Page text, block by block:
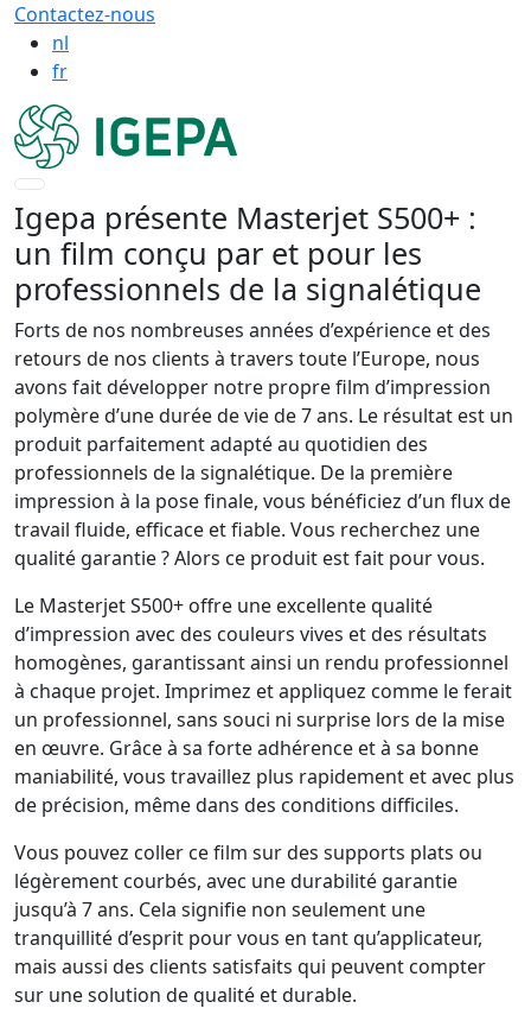
Contactez-nous
nl
fr
Igepa présente Masterjet S500+ :
un film conçu par et pour les
professionnels de la signalétique
Forts de nos nombreuses années d’expérience et des
retours de nos clients à travers toute l’Europe, nous
avons fait développer notre propre film d’impression
polymère d’une durée de vie de 7 ans. Le résultat est un
produit parfaitement adapté au quotidien des
professionnels de la signalétique. De la première
impression à la pose finale, vous bénéficiez d’un flux de
travail fluide, efficace et fiable. Vous recherchez une
qualité garantie ? Alors ce produit est fait pour vous.
Le Masterjet S500+ offre une excellente qualité
d’impression avec des couleurs vives et des résultats
homogènes, garantissant ainsi un rendu professionnel
à chaque projet. Imprimez et appliquez comme le ferait
un professionnel, sans souci ni surprise lors de la mise
en œuvre. Grâce à sa forte adhérence et à sa bonne
maniabilité, vous travaillez plus rapidement et avec plus
de précision, même dans des conditions difficiles.
Vous pouvez coller ce film sur des supports plats ou
légèrement courbés, avec une durabilité garantie
jusqu’à 7 ans. Cela signifie non seulement une
tranquillité d’esprit pour vous en tant qu’applicateur,
mais aussi des clients satisfaits qui peuvent compter
sur une solution de qualité et durable.